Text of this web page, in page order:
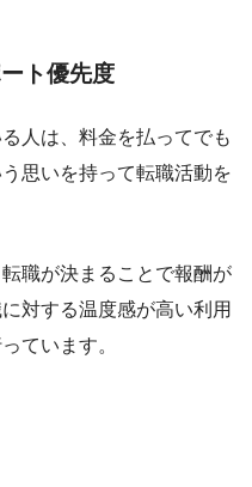
ト優先度
人は、 料金を払ってでも
う思いを持って転職活動を
職が決まることで報酬が
対する温度感が高い利用
ています。